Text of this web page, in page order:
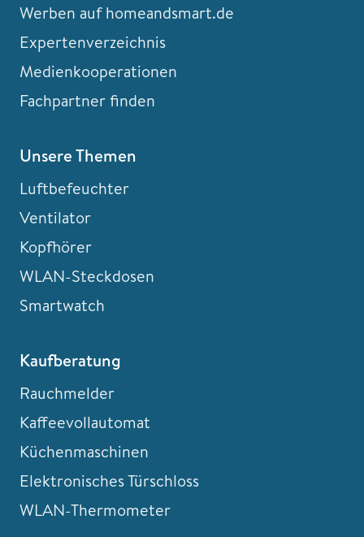
Werben auf homeandsmart.de
Expertenverzeichnis
Medienkooperationen
Fachpartner finden
Unsere Themen
Luftbefeuchter
Ventilator
Kopfhörer
WLAN-Steckdosen
Smartwatch
Kaufberatung
Rauchmelder
Kaffeevollautomat
Küchenmaschinen
Elektronisches Türschloss
WLAN-Thermometer